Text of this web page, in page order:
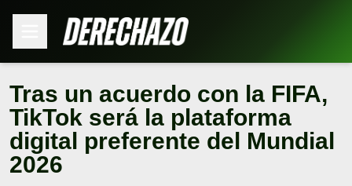
Tras un acuerdo con la FIFA,
TikTok será la plataforma
digital preferente del Mundial
2026